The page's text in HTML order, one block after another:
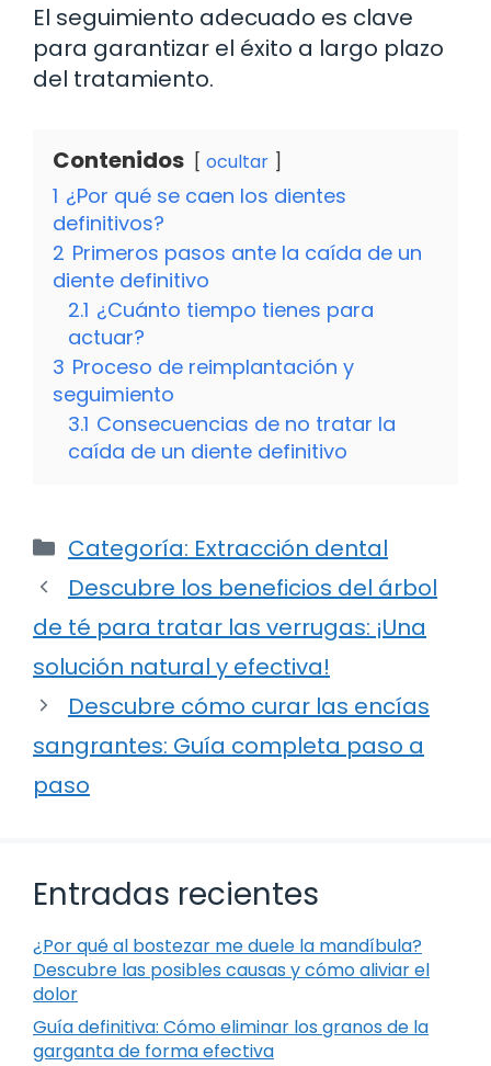
El seguimiento adecuado es clave
para garantizar el éxito a largo plazo
del tratamiento.
Contenidos ocultar
1 ¿Por qué se caen los dientes
definitivos?
2 Primeros pasos ante la caída de un
diente definitivo
2.1 ¿Cuánto tiempo tienes para
actuar?
3 Proceso de reimplantación y
seguimiento
3.1 Consecuencias de no tratar la
caída de un diente definitivo
Categorías
Categoría: Extracción dental
Descubre los beneficios del árbol
de té para tratar las verrugas: ¡Una
solución natural y efectiva!
Descubre cómo curar las encías
sangrantes: Guía completa paso a
paso
Entradas recientes
¿Por qué al bostezar me duele la mandíbula?
Descubre las posibles causas y cómo aliviar el
dolor
Guía definitiva: Cómo eliminar los granos de la
garganta de forma efectiva